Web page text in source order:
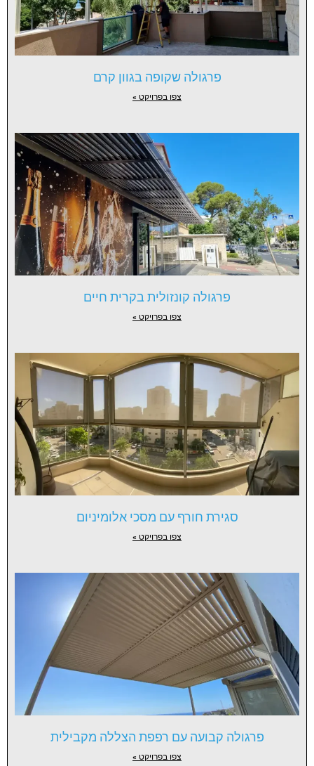
פרגולה שקופה בגוון קרם
צפו בפרויקט »
פרגולה קונזולית בקרית חיים
צפו בפרויקט »
סגירת חורף עם מסכי אלומיניום
צפו בפרויקט »
פרגולה קבועה עם רפפת הצללה מקבילית
צפו בפרויקט »